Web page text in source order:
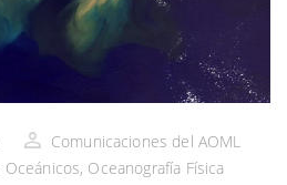
Comunicaciones del AOML
Oceánicos, Oceanografía Física